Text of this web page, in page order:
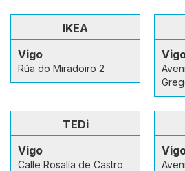
IKEA
Vigo
Rúa do Miradoiro 2
TEDi
Vigo
Calle Rosalía de Castro